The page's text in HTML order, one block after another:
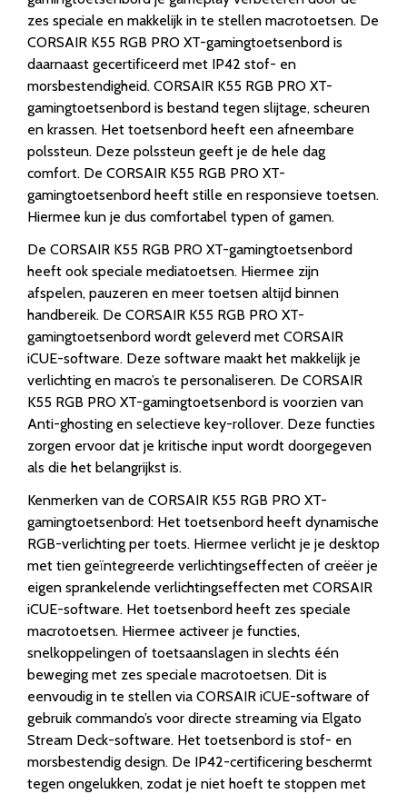
zes speciale en makkelijk in te stellen macrotoetsen. De
CORSAIR K55 RGB PRO XT-gamingtoetsenbord is
daarnaast gecertificeerd met IP42 stof- en
morsbestendigheid. CORSAIR K55 RGB PRO XT-
gamingtoetsenbord is bestand tegen slijtage, scheuren
en krassen. Het toetsenbord heeft een afneembare
polssteun. Deze polssteun geeft je de hele dag
comfort. De CORSAIR K55 RGB PRO XT-
gamingtoetsenbord heeft stille en responsieve toetsen.
Hiermee kun je dus comfortabel typen of gamen.
De CORSAIR K55 RGB PRO XT-gamingtoetsenbord
heeft ook speciale mediatoetsen. Hiermee zijn
afspelen, pauzeren en meer toetsen altijd binnen
handbereik. De CORSAIR K55 RGB PRO XT-
gamingtoetsenbord wordt geleverd met CORSAIR
iCUE-software. Deze software maakt het makkelijk je
verlichting en macro’s te personaliseren. De CORSAIR
K55 RGB PRO XT-gamingtoetsenbord is voorzien van
Anti-ghosting en selectieve key-rollover. Deze functies
zorgen ervoor dat je kritische input wordt doorgegeven
als die het belangrijkst is.
Kenmerken van de CORSAIR K55 RGB PRO XT-
gamingtoetsenbord: Het toetsenbord heeft dynamische
RGB-verlichting per toets. Hiermee verlicht je je desktop
met tien geïntegreerde verlichtingseffecten of creëer je
eigen sprankelende verlichtingseffecten met CORSAIR
iCUE-software. Het toetsenbord heeft zes speciale
macrotoetsen. Hiermee activeer je functies,
snelkoppelingen of toetsaanslagen in slechts één
beweging met zes speciale macrotoetsen. Dit is
eenvoudig in te stellen via CORSAIR iCUE-software of
gebruik commando’s voor directe streaming via Elgato
Stream Deck-software. Het toetsenbord is stof- en
morsbestendig design. De IP42-certificering beschermt
tegen ongelukken, zodat je niet hoeft te stoppen met